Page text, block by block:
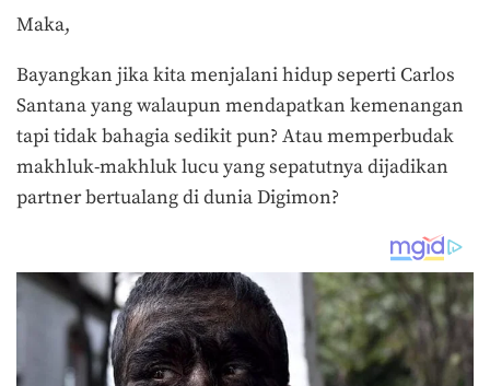
Maka,
Bayangkan jika kita menjalani hidup seperti Carlos
Santana yang walaupun mendapatkan kemenangan
tapi tidak bahagia sedikit pun? Atau memperbudak
makhluk-makhluk lucu yang sepatutnya dijadikan
partner bertualang di dunia Digimon?